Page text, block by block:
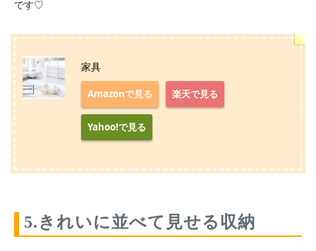
です♡
家具
Amazonで見る 楽天で見る
Yahoo!で見る
5.きれいに並べて見せる収納